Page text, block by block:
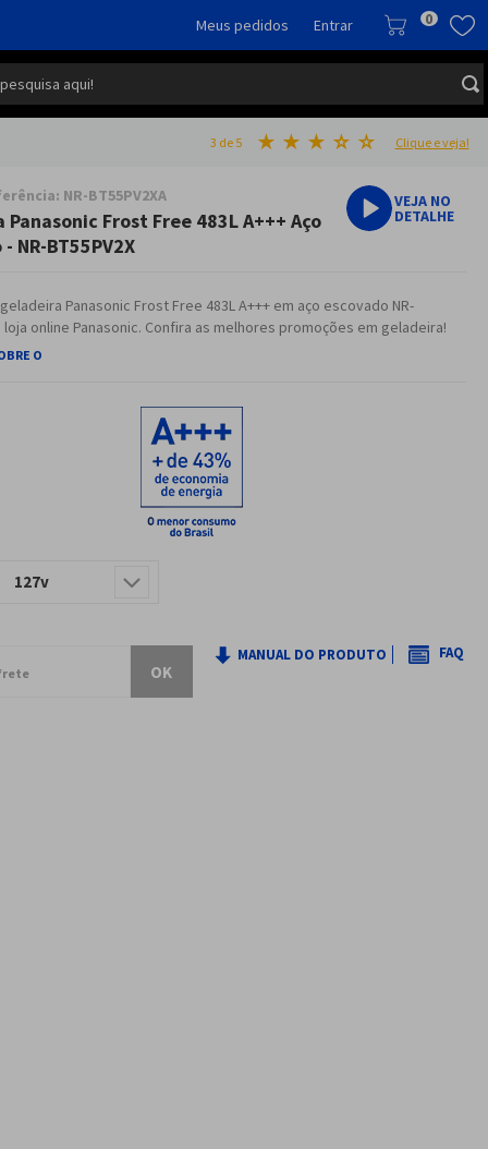
Meus pedidos Entrar 0
3 de 5 ★ ★ ★ ☆ ☆ Clique e veja!
: NR-BT55PV2XA
Frost Free 483L A+++ Aço
NR-BT55PV2X
VEJA NO
DETALHE
Panasonic Frost Free 483L A+++ em aço escovado NR-
loja online Panasonic. Confira as melhores promoções em geladeira!
O
127v
MANUAL DO PRODUTO FAQ